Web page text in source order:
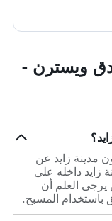
ويسترن -
مدينة زايد عن
زايد داخله على
يرجى العلم أن
باستخدام المسبح.